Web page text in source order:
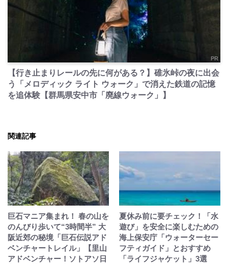
PR
【行き止まりレールの先に何がある？】碓氷峠の夜に出会
う「メロディック ライト ウォーク」で消えた鉄道の記憶
を追体験【群馬県安中市「廃線ウォーク」】
関連記事
巨石マニア集まれ！ 春の山を
のんびり歩いて“3時間半” 大
阪近郊の秘境「巨石伝説アド
ベンチャートレイル」【里山
アドベンチャー！ソトアソ日
夏休み前に要チェック！「水
遊び」を安全に楽しむための
海上保安庁「ウォーターセー
フティガイド」とおすすめ
「ライフジャケット」3選